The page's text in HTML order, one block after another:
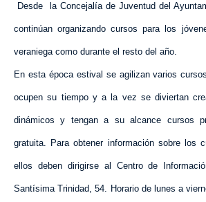
Desde la Concejalíade Juventud del
continúan organizando cursos para los
veraniega como durante el resto del año.
En esta época estival se agilizan varios
ocupen su tiempo y a la vez se diviertan
dinámicos y tengan a su alcance cursos
gratuita. Para obtener información sobre los
ellos deben dirigirse al Centro de
Santísima Trinidad, 54. Horario de lunes a